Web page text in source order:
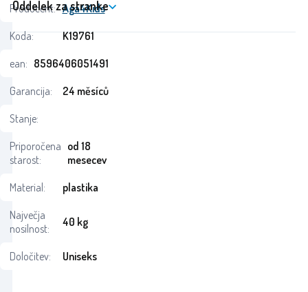
Producent: Aga4Kids
Koda:
K19761
ean: 8596406051491
Garancija:
24 měsíců
Stanje:
Priporočena
starost:
od 18
mesecev
Material:
plastika
Največja
nosilnost:
40 kg
Določitev: Uniseks
Oddelek za stranke